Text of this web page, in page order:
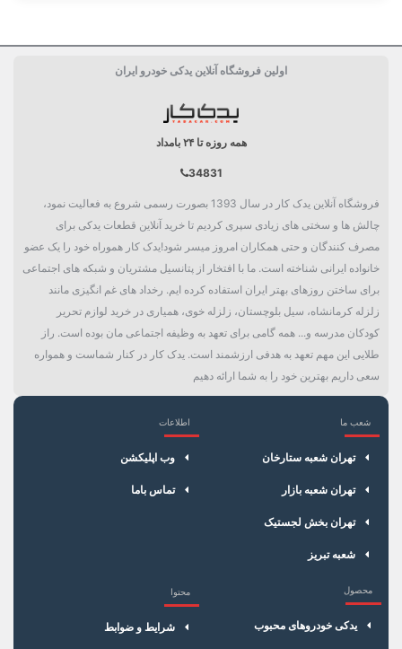
100هزار کیلومتر
جعبه تکی
گیربکس و چرخ
اولین فروشگاه آنلاین یدکی خودرو ایران
همه روزه تا ۲۴ بامداد
34831
فروشگاه آنلاین یدک کار در سال 1393 بصورت رسمی شروع به فعالیت نمود،
چالش ها و سختی های زیادی سپری کردیم تا خرید آنلاین قطعات یدکی برای
مصرف کنندگان و حتی همکاران امروز میسر شود!یدک کار هموراه خود را یک عضو
خانواده ایرانی شناخته است. ما با افتخار از پتانسیل مشتریان و شبکه های اجتماعی
برای ساختن روزهای بهتر ایران استفاده کرده ایم. رخداد های غم انگیزی مانند
زلزله کرمانشاه، سیل بلوچستان، زلزله خوی، همیاری در خرید لوازم تحریر
کودکان مدرسه و... همه گامی برای تعهد به وظیفه اجتماعی مان بوده است. راز
طلایی این مهم تعهد به هدفی ارزشمند است. یدک کار در کنار شماست و همواره
سعی داریم بهترین خود را به شما ارائه دهیم
شعب ما
تهران شعبه ستارخان
تهران شعبه بازار
تهران بخش لجستیک
شعبه تبریز
اطلاعات
وب اپلیکشن
تماس باما
محصول
یدکی خودروهای محبوب
محتوا
شرایط و ضوابط
×